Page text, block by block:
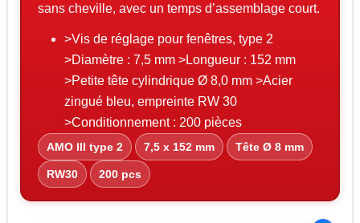
sans cheville, avec un temps d’assemblage court.
>Vis de réglage pour fenêtres, type 2
>Diamètre : 7,5 mm >Longueur : 152 mm
>Petite tête cylindrique Ø 8,0 mm >Acier
zingué bleu, empreinte RW 30
>Conditionnement : 200 pièces
AMO III type 2 7,5 x 152 mm Tête Ø 8 mm
RW30 200 pcs